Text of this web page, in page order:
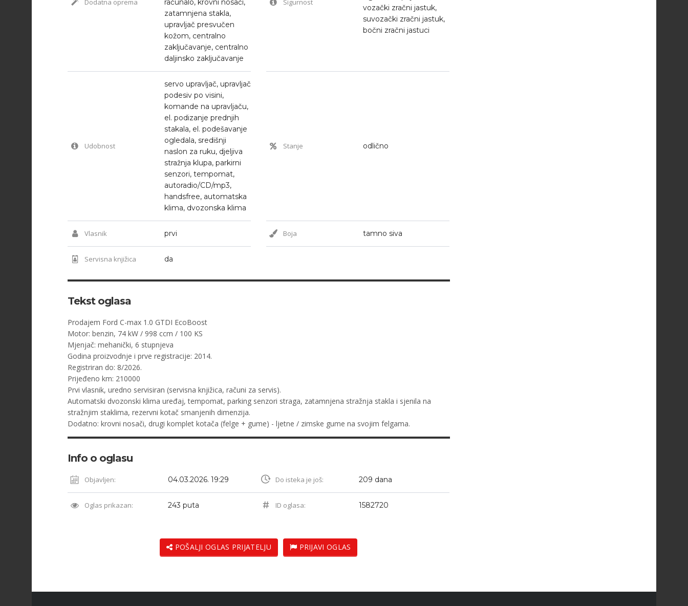
Dodatna oprema
računalo, krovni nosači,
zatamnjena stakla,
upravljač presvučen
kožom, centralno
zaključavanje, centralno
daljinsko zaključavanje
Sigurnost
vozački zračni jastuk,
suvozački zračni jastuk,
bočni zračni jastuci
Udobnost
servo upravljač, upravljač
podesiv po visini,
komande na upravljaču,
el. podizanje prednjih
stakala, el. podešavanje
ogledala, središnji
naslon za ruku, djeljiva
stražnja klupa, parkirni
senzori, tempomat,
autoradio/CD/mp3,
handsfree, automatska
klima, dvozonska klima
Stanje odlično
Vlasnik prvi Boja tamno siva
Servisna knjižica da
Tekst oglasa
Prodajem Ford C-max 1.0 GTDI EcoBoost
Motor: benzin, 74 kW / 998 ccm / 100 KS
Mjenjač: mehanički, 6 stupnjeva
Godina proizvodnje i prve registracije: 2014.
Registriran do: 8/2026.
Prijeđeno km: 210000
Prvi vlasnik, uredno servisiran (servisna knjižica, računi za servis).
Automatski dvozonski klima uređaj, tempomat, parking senzori straga, zatamnjena stražnja stakla i sjenila na
stražnjim staklima, rezervni kotač smanjenih dimenzija.
Dodatno: krovni nosači, drugi komplet kotača (felge + gume) - ljetne / zimske gume na svojim felgama.
Info o oglasu
Objavljen: 04.03.2026. 19:29 Do isteka je još: 209 dana
Oglas prikazan: 243 puta ID oglasa: 1582720
POŠALJI OGLAS PRIJATELJU PRIJAVI OGLAS